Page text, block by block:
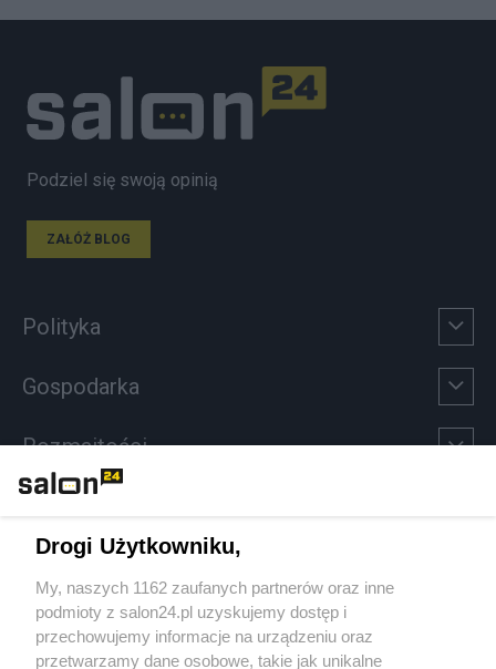
Podziel się swoją opinią
ZAŁÓŻ BLOG
Polityka
Gospodarka
Rozmaitości
Sport
Społeczeństwo
Drogi Użytkowniku,
My, naszych 1162 zaufanych partnerów oraz inne
podmioty z salon24.pl uzyskujemy dostęp i
przechowujemy informacje na urządzeniu oraz
przetwarzamy dane osobowe, takie jak unikalne